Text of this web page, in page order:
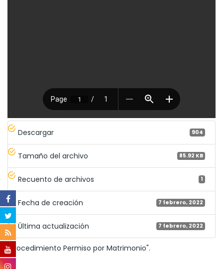
Descargar 904
Tamaño del archivo 85.92 KB
Recuento de archivos 1
Fecha de creación 7 febrero, 2022
Última actualización 7 febrero, 2022
"Procedimiento Permiso por Matrimonio".